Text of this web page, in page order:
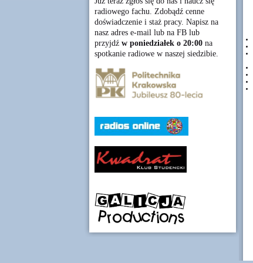
radiowego fachu. Zdobądź cenne
doświadczenie i staż pracy. Napisz na
nasz adres e-mail lub na FB lub
przyjdź w poniedziałek o 20:00na
spotkanie radiowe w naszej siedzibie.